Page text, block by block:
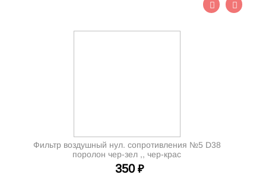
Фильтр воздушный нул. сопротивления №5 D38
поролон чер-зел ,, чер-крас
350 ₽